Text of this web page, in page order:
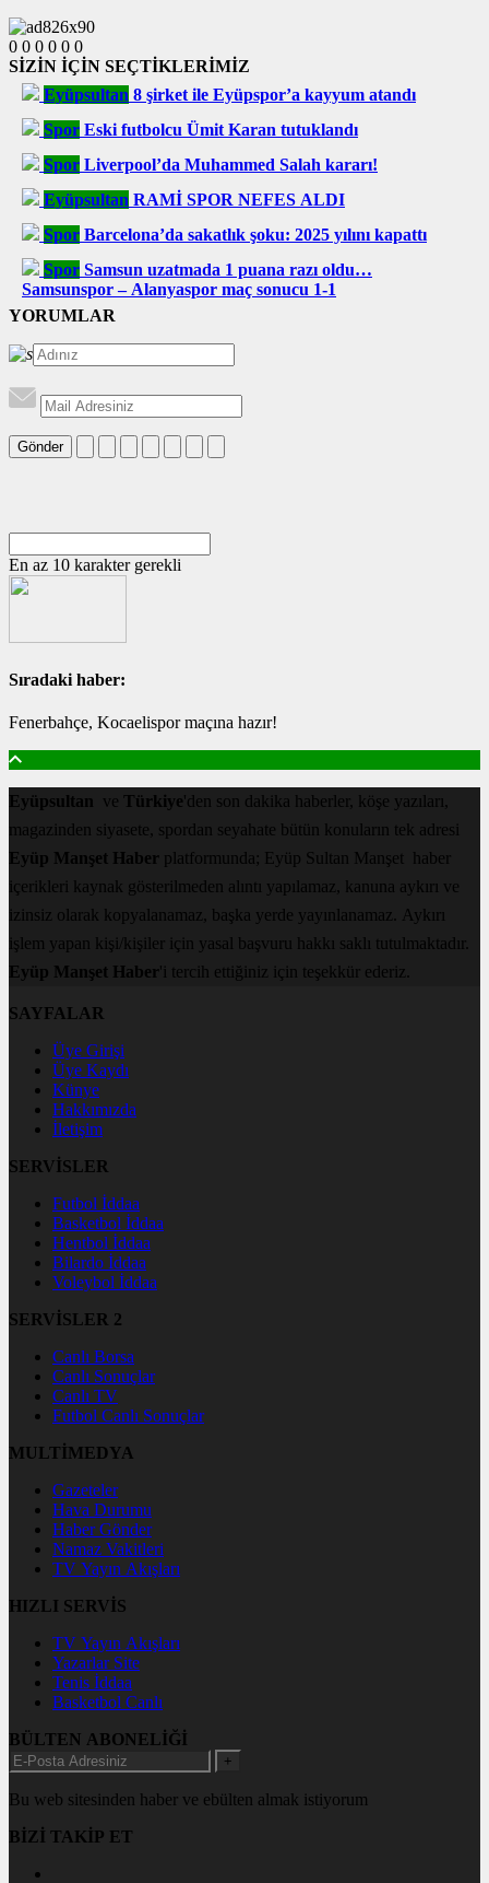
0 0 0 0 0 0
SİZİN İÇİN SEÇTİKLERİMİZ
Eyüpsultan 8 şirket ile Eyüpspor’a kayyum atandı
Spor Eski futbolcu Ümit Karan tutuklandı
Spor Liverpool’da Muhammed Salah kararı!
Eyüpsultan RAMİ SPOR NEFES ALDI
Spor Barcelona’da sakatlık şoku: 2025 yılını kapattı
Spor Samsun uzatmada 1 puana razı oldu…
Samsunspor – Alanyaspor maç sonucu 1-1
YORUMLAR
Gönder
En az 10 karakter gerekli
Sıradaki haber:
Fenerbahçe, Kocaelispor maçına hazır!
Eyüpsultan ve Türkiye'den son dakika haberler, köşe yazıları,
magazinden siyasete, spordan seyahate bütün konuların tek adresi
Eyüp Manşet Haber platformunda; Eyüp Sultan Manşet haber
içerikleri kaynak gösterilmeden alıntı yapılamaz, kanuna aykırı ve
izinsiz olarak kopyalanamaz, başka yerde yayınlanamaz. Aykırı
işlem yapan kişi/kişiler için yasal başvuru hakkı saklı tutulmaktadır.
Eyüp Manşet Haber'i tercih ettiğiniz için teşekkür ederiz.
SAYFALAR
Üye Girişi
Üye Kaydı
Künye
Hakkımızda
İletişim
SERVİSLER
Futbol İddaa
Basketbol İddaa
Hentbol İddaa
Bilardo İddaa
Voleybol İddaa
SERVİSLER 2
Canlı Borsa
Canlı Sonuçlar
Canlı TV
Futbol Canlı Sonuçlar
MULTİMEDYA
Gazeteler
Hava Durumu
Haber Gönder
Namaz Vakitleri
TV Yayın Akışları
HIZLI SERVİS
TV Yayın Akışları
Yazarlar Site
Tenis İddaa
Basketbol Canlı
BÜLTEN ABONELİĞİ
+
Bu web sitesinden haber ve ebülten almak istiyorum
BİZİ TAKİP ET